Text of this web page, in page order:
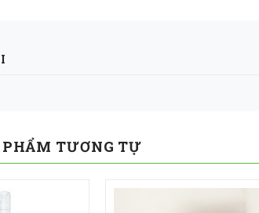
PHẨM TƯƠNG TỰ